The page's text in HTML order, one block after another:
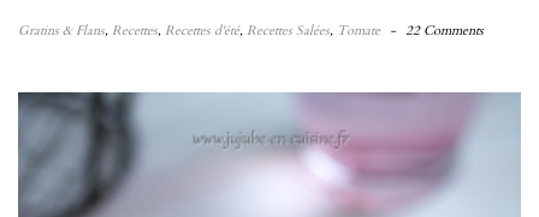
Gratins & Flans, Recettes, Recettes d'été, Recettes Salées, Tomate - 22 Comments